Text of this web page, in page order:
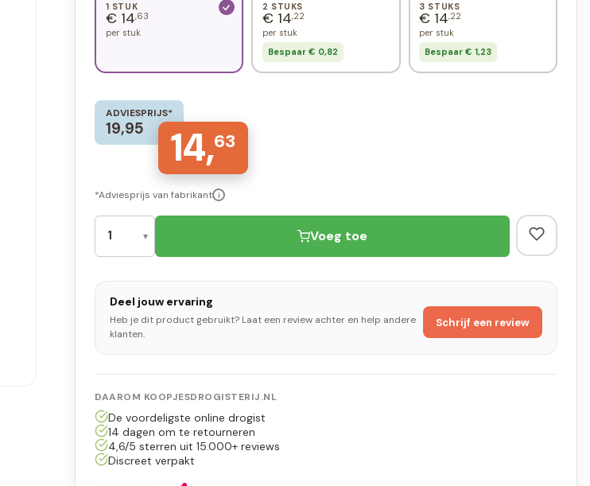
1 STUK
€ 14,63
per stuk
2 STUKS
€ 14,22
per stuk
Bespaar € 0,82
3 STUKS
€ 14,22
per stuk
Bespaar € 1,23
ADVIESPRIJS*
19,95 14,63
*Adviesprijs van fabrikant i
Voeg toe
Deel jouw ervaring
Heb je dit product gebruikt? Laat een review achter en help andere
klanten.
Schrijf een review
DAAROM KOOPJESDROGISTERIJ.NL
De voordeligste online drogist
14 dagen om te retourneren
4,6/5 sterren uit 15.000+ reviews
Discreet verpakt